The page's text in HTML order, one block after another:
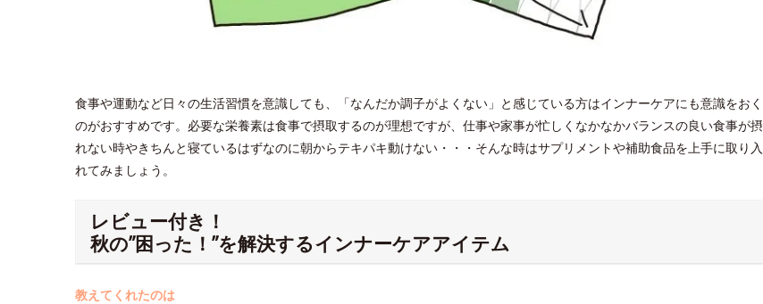
食事や運動など日々の生活習慣を意識しても、「なんだか調子がよくない」と感じている方はインナーケアにも意識をおく
のがおすすめです。必要な栄養素は食事で摂取するのが理想ですが、仕事や家事が忙しくなかなかバランスの良い食事が摂
れない時やきちんと寝ているはずなのに朝からテキパキ動けない・・・そんな時はサプリメントや補助食品を上手に取り入
れてみましょう。
レビュー付き！
秋の”困った！”を解決するインナーケアアイテム
教えてくれたのは